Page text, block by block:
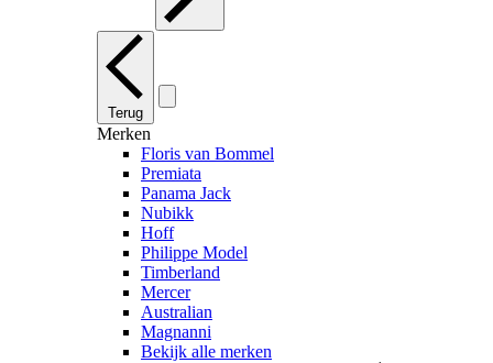
Terug
Merken
Floris van Bommel
Premiata
Panama Jack
Nubikk
Hoff
Philippe Model
Timberland
Mercer
Australian
Magnanni
Bekijk alle merken